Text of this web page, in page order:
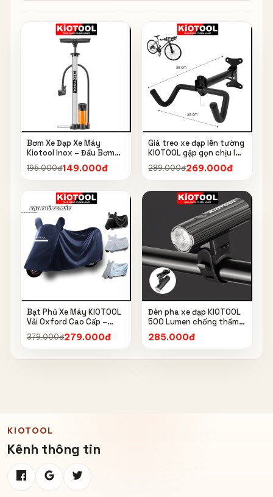
Bơm Xe Đạp Xe Máy
Kiotool Inox – Đầu Bơm
Thông Minh, Kèm Bơm
Bóng, Đồng Hồ 160 PSI
195.000đ149.000đ
Giá treo xe đạp lên tường
KIOTOOL gập gọn chịu lực
cao kèm móc treo mũ bảo
hiểm
289.000đ269.000đ
Bạt Phủ Xe Máy KIOTOOL
Vải Oxford Cao Cấp –
Chống Nắng, Chống Mưa,
Chống Bụi, Chống Tia UV,
379.000đ279.000đ
Đèn pha xe đạp KIOTOOL
500 Lumen chống thấm
nước IPX6 6603
285.000đ
KIOTOOL
Kênh thông tin